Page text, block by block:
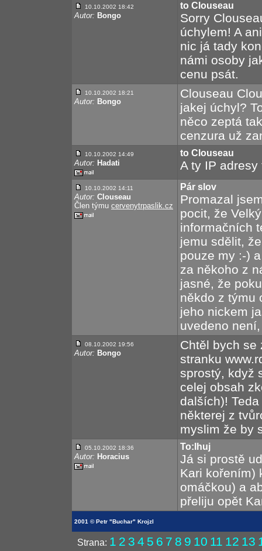
10.10.2002 18:42
Autor: Bongo
to Clouseau
Sorry
úchylem! A
nic já tady
námi osoby
cenu psát.
10.10.2002 18:21
Autor: Bongo
Clouseau
jakej úchyl?
něco zeptá
cenzura už
10.10.2002 14:49
Autor: Hadati
to Clouseau
A ty IP
10.10.2002 14:11
Autor: Clouseau
Člen týmu cervenytrpaslik.cz
Pár slov
Promazal
pocit, že
informačních
jemu sdělit,
pouze my :-)
za někoho z
jasné, že
někdo z týmu
jeho nickem
uvedeno
08.10.2002 19:56
Autor: Bongo
Chtěl bych se
stranku
sprostý, když
celej obsah
dalších)!
některej z
myslim že by
05.10.2002 18:36
Autor: Horacius
To:Ihuj
Já si prostě
Kari kořením)
omáčkou) a
přeliju opět
2001 © Petr "Buchar" Krojzl
Strana: 1 2 3 4 5 6 7 8 9 10 11 12 13